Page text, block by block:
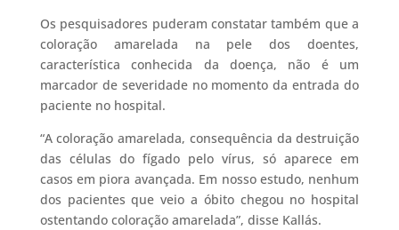
Os pesquisadores puderam constatar também que a
coloração amarelada na pele dos doentes,
característica conhecida da doença, não é um
marcador de severidade no momento da entrada do
paciente no hospital.
“A coloração amarelada, consequência da destruição
das células do fígado pelo vírus, só aparece em
casos em piora avançada. Em nosso estudo, nenhum
dos pacientes que veio a óbito chegou no hospital
ostentando coloração amarelada”, disse Kallás.